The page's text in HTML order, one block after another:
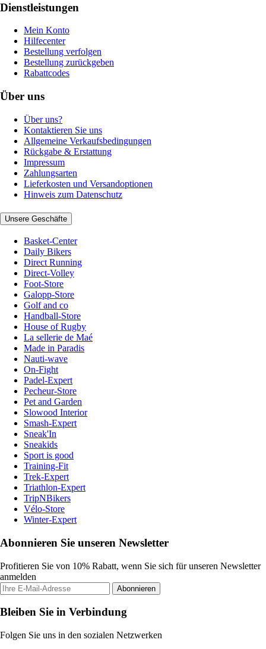
Dienstleistungen
Mein Konto
Hilfecenter
Bestellung verfolgen
Bestellung zurückgeben
Rabattcodes
Über uns
Über uns?
Kontaktieren Sie uns
Allgemeine Verkaufsbedingungen
Rückgabe & Erstattung
Impressum
Zahlungsarten
Lieferkosten und Versandoptionen
Hinweis zum Datenschutz
Unsere Geschäfte
Basket-Center
Daily Bikers
Direct Running
Direct-Volley
Foot-Store
Galopp-Store
Golf and co
Handball-Store
House of Rugby
La sellerie de Maé
Made in Paradis
Nauti-wave
On-Fight
Padel-Expert
Pecheur-Store
Pet and Garden
Slowood Interior
Smash-Expert
Sneak'In
Sneakids
Sport is good
Training-Fit
Trek-Expert
Triathlon-Expert
TripNBikers
Vélo-Store
Winter-Expert
Abonnieren Sie unseren Newsletter
Profitieren Sie von 10% Rabatt, wenn Sie sich für unseren Newsletter
anmelden
Abonnieren
Bleiben Sie in Verbindung
Folgen Sie uns in den sozialen Netzwerken